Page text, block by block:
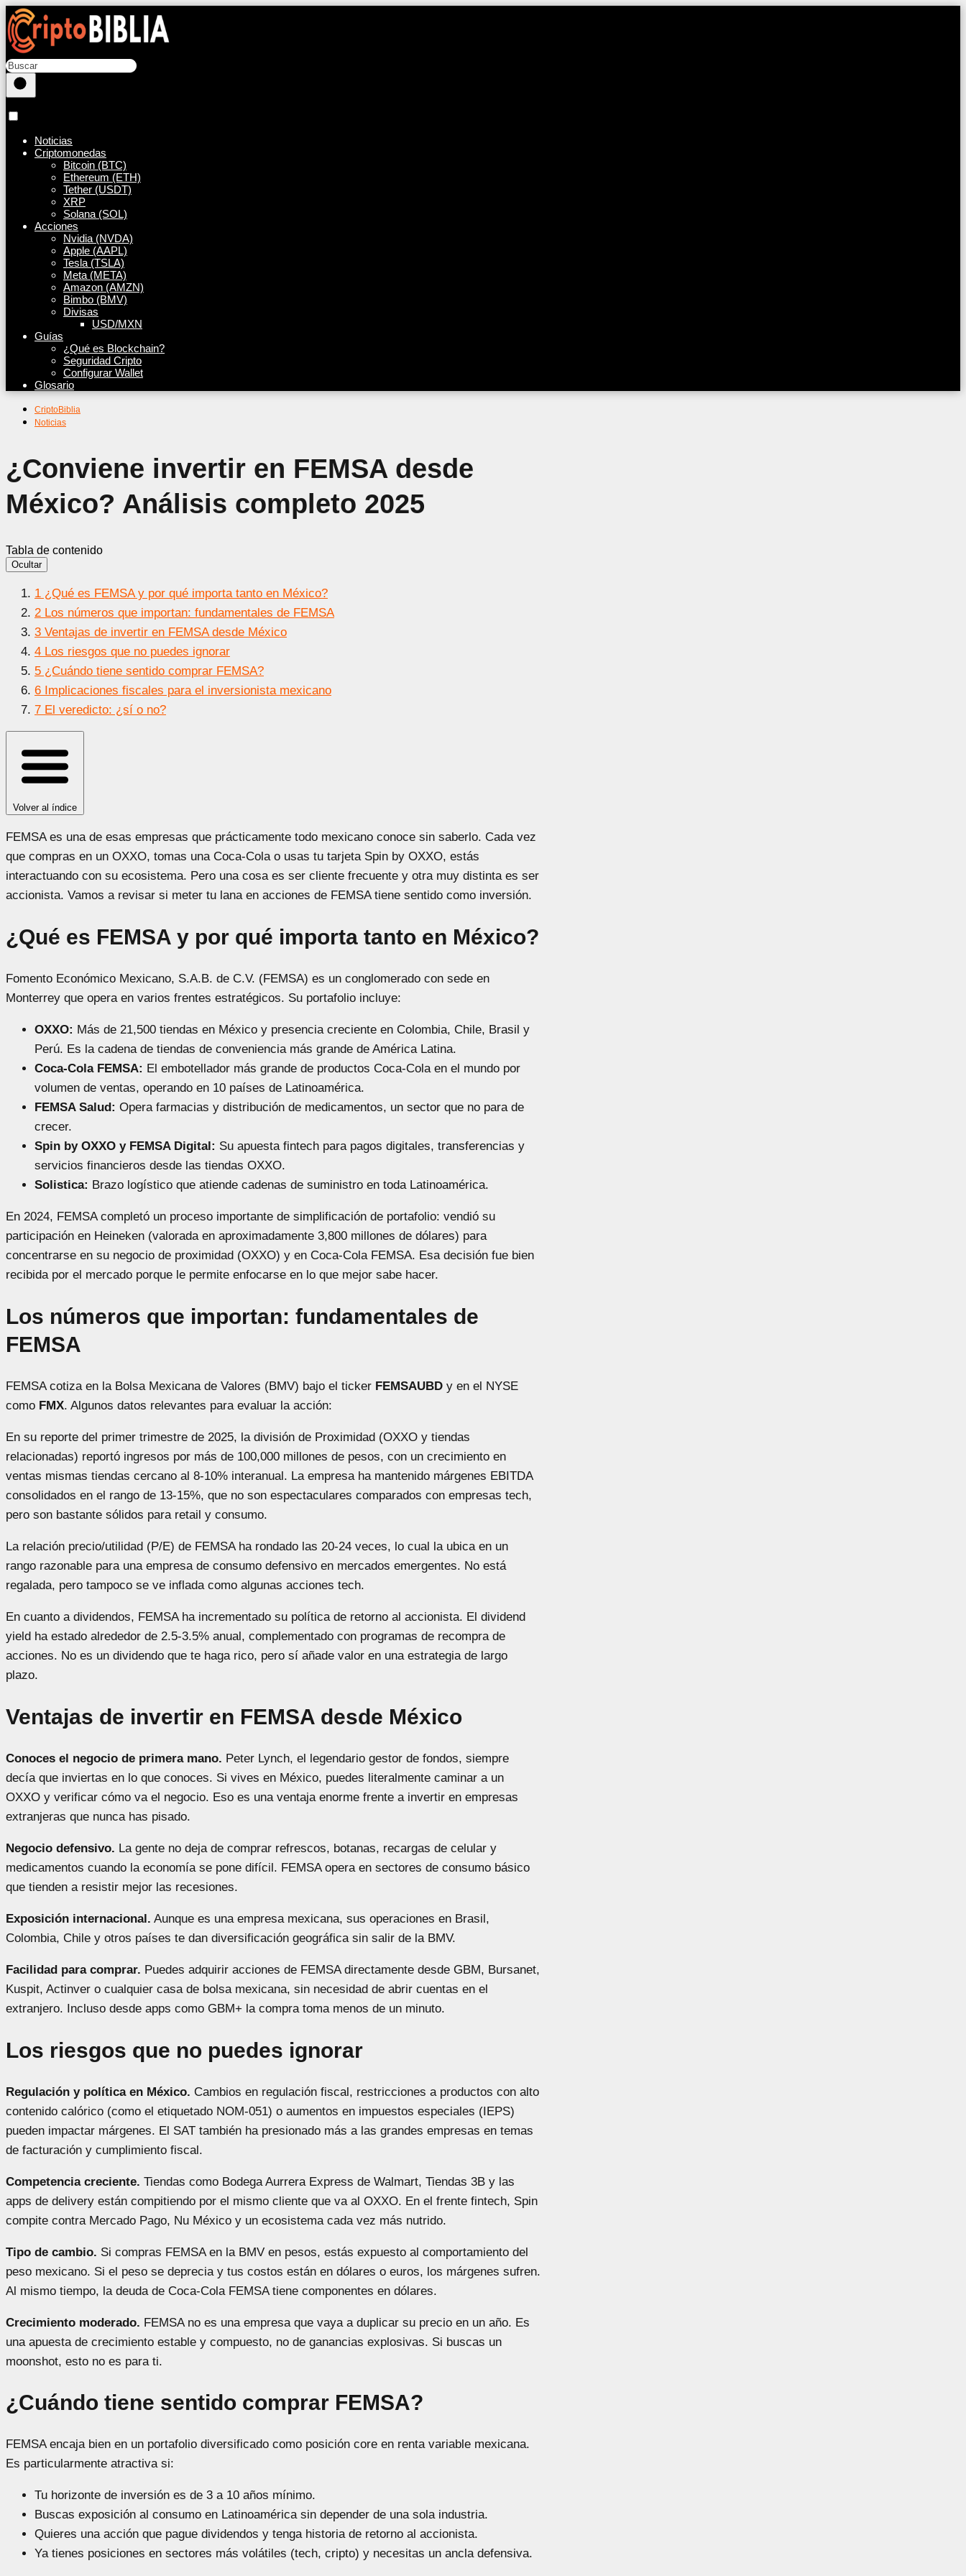
Noticias
Criptomonedas
Bitcoin (BTC)
Ethereum (ETH)
Tether (USDT)
XRP
Solana (SOL)
Acciones
Nvidia (NVDA)
Apple (AAPL)
Tesla (TSLA)
Meta (META)
Amazon (AMZN)
Bimbo (BMV)
Divisas
USD/MXN
Guías
¿Qué es Blockchain?
Seguridad Cripto
Configurar Wallet
Glosario
CriptoBiblia
Noticias
¿Conviene invertir en FEMSA desde
México? Análisis completo 2025
Tabla de contenido
Ocultar
1 ¿Qué es FEMSA y por qué importa tanto en México?
2 Los números que importan: fundamentales de FEMSA
3 Ventajas de invertir en FEMSA desde México
4 Los riesgos que no puedes ignorar
5 ¿Cuándo tiene sentido comprar FEMSA?
6 Implicaciones fiscales para el inversionista mexicano
7 El veredicto: ¿sí o no?
Volver al índice
FEMSA es una de esas empresas que prácticamente todo mexicano conoce sin saberlo. Cada vez
que compras en un OXXO, tomas una Coca-Cola o usas tu tarjeta Spin by OXXO, estás
interactuando con su ecosistema. Pero una cosa es ser cliente frecuente y otra muy distinta es ser
accionista. Vamos a revisar si meter tu lana en acciones de FEMSA tiene sentido como inversión.
¿Qué es FEMSA y por qué importa tanto en México?
Fomento Económico Mexicano, S.A.B. de C.V. (FEMSA) es un conglomerado con sede en
Monterrey que opera en varios frentes estratégicos. Su portafolio incluye:
OXXO: Más de 21,500 tiendas en México y presencia creciente en Colombia, Chile, Brasil y
Perú. Es la cadena de tiendas de conveniencia más grande de América Latina.
Coca-Cola FEMSA: El embotellador más grande de productos Coca-Cola en el mundo por
volumen de ventas, operando en 10 países de Latinoamérica.
FEMSA Salud: Opera farmacias y distribución de medicamentos, un sector que no para de
crecer.
Spin by OXXO y FEMSA Digital: Su apuesta fintech para pagos digitales, transferencias y
servicios financieros desde las tiendas OXXO.
Solistica: Brazo logístico que atiende cadenas de suministro en toda Latinoamérica.
En 2024, FEMSA completó un proceso importante de simplificación de portafolio: vendió su
participación en Heineken (valorada en aproximadamente 3,800 millones de dólares) para
concentrarse en su negocio de proximidad (OXXO) y en Coca-Cola FEMSA. Esa decisión fue bien
recibida por el mercado porque le permite enfocarse en lo que mejor sabe hacer.
Los números que importan: fundamentales de
FEMSA
FEMSA cotiza en la Bolsa Mexicana de Valores (BMV) bajo el ticker FEMSAUBD y en el NYSE
como FMX. Algunos datos relevantes para evaluar la acción:
En su reporte del primer trimestre de 2025, la división de Proximidad (OXXO y tiendas
relacionadas) reportó ingresos por más de 100,000 millones de pesos, con un crecimiento en
ventas mismas tiendas cercano al 8-10% interanual. La empresa ha mantenido márgenes EBITDA
consolidados en el rango de 13-15%, que no son espectaculares comparados con empresas tech,
pero son bastante sólidos para retail y consumo.
La relación precio/utilidad (P/E) de FEMSA ha rondado las 20-24 veces, lo cual la ubica en un
rango razonable para una empresa de consumo defensivo en mercados emergentes. No está
regalada, pero tampoco se ve inflada como algunas acciones tech.
En cuanto a dividendos, FEMSA ha incrementado su política de retorno al accionista. El dividend
yield ha estado alrededor de 2.5-3.5% anual, complementado con programas de recompra de
acciones. No es un dividendo que te haga rico, pero sí añade valor en una estrategia de largo
plazo.
Ventajas de invertir en FEMSA desde México
Conoces el negocio de primera mano. Peter Lynch, el legendario gestor de fondos, siempre
decía que inviertas en lo que conoces. Si vives en México, puedes literalmente caminar a un
OXXO y verificar cómo va el negocio. Eso es una ventaja enorme frente a invertir en empresas
extranjeras que nunca has pisado.
Negocio defensivo. La gente no deja de comprar refrescos, botanas, recargas de celular y
medicamentos cuando la economía se pone difícil. FEMSA opera en sectores de consumo básico
que tienden a resistir mejor las recesiones.
Exposición internacional. Aunque es una empresa mexicana, sus operaciones en Brasil,
Colombia, Chile y otros países te dan diversificación geográfica sin salir de la BMV.
Facilidad para comprar. Puedes adquirir acciones de FEMSA directamente desde GBM, Bursanet,
Kuspit, Actinver o cualquier casa de bolsa mexicana, sin necesidad de abrir cuentas en el
extranjero. Incluso desde apps como GBM+ la compra toma menos de un minuto.
Los riesgos que no puedes ignorar
Regulación y política en México. Cambios en regulación fiscal, restricciones a productos con alto
contenido calórico (como el etiquetado NOM-051) o aumentos en impuestos especiales (IEPS)
pueden impactar márgenes. El SAT también ha presionado más a las grandes empresas en temas
de facturación y cumplimiento fiscal.
Competencia creciente. Tiendas como Bodega Aurrera Express de Walmart, Tiendas 3B y las
apps de delivery están compitiendo por el mismo cliente que va al OXXO. En el frente fintech, Spin
compite contra Mercado Pago, Nu México y un ecosistema cada vez más nutrido.
Tipo de cambio. Si compras FEMSA en la BMV en pesos, estás expuesto al comportamiento del
peso mexicano. Si el peso se deprecia y tus costos están en dólares o euros, los márgenes sufren.
Al mismo tiempo, la deuda de Coca-Cola FEMSA tiene componentes en dólares.
Crecimiento moderado. FEMSA no es una empresa que vaya a duplicar su precio en un año. Es
una apuesta de crecimiento estable y compuesto, no de ganancias explosivas. Si buscas un
moonshot, esto no es para ti.
¿Cuándo tiene sentido comprar FEMSA?
FEMSA encaja bien en un portafolio diversificado como posición core en renta variable mexicana.
Es particularmente atractiva si:
Tu horizonte de inversión es de 3 a 10 años mínimo.
Buscas exposición al consumo en Latinoamérica sin depender de una sola industria.
Quieres una acción que pague dividendos y tenga historia de retorno al accionista.
Ya tienes posiciones en sectores más volátiles (tech, cripto) y necesitas un ancla defensiva.